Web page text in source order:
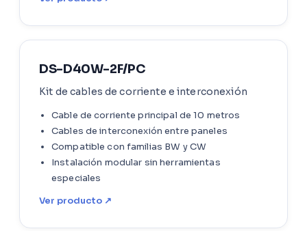
DS-D40W-2F/PC
Kit de cables de corriente e interconexión
Cable de corriente principal de 10 metros
Cables de interconexión entre paneles
Compatible con familias BW y CW
Instalación modular sin herramientas
especiales
Ver producto ↗